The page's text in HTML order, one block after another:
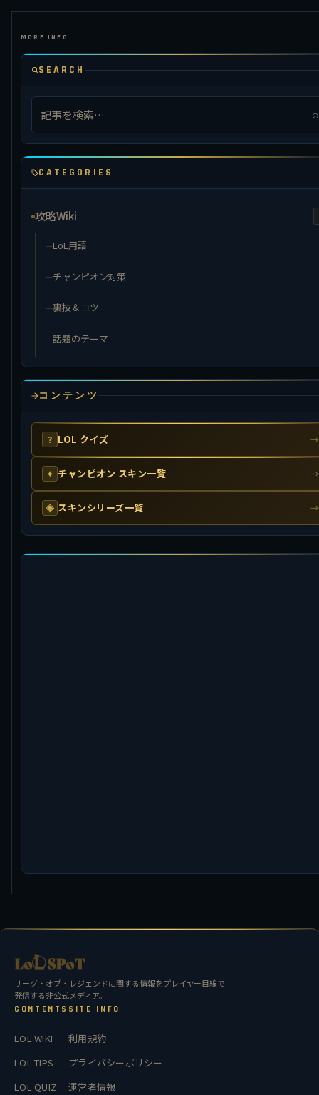
SEARCH
⌕
CATEGORIES
攻略Wiki
LoL用語
チャンピオン対策
裏技＆コツ
話題のテーマ
コンテンツ
? LOL クイズ →
✦ チャンピオン スキン一覧 →
◈ スキンシリーズ一覧 →
リーグ・オブ・レジェンドに関する情報をプレイヤー目線で
発信する非公式メディア。
CONTENTS
LOL WIKI
LOL TIPS
LOL QUIZ
SITE INFO
利用規約
プライバシーポリシー
運営者情報